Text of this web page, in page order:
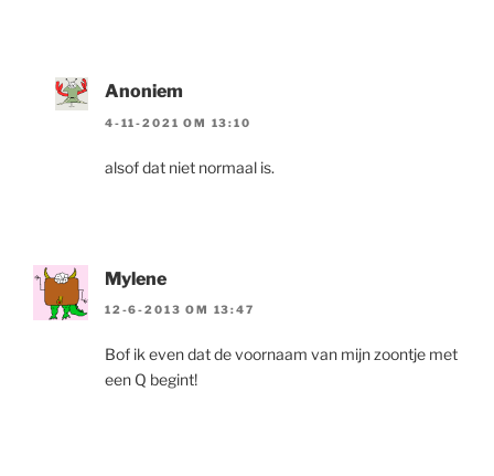
Anoniem
4-11-2021 OM 13:10
alsof dat niet normaal is.
Mylene
12-6-2013 OM 13:47
Bof ik even dat de voornaam van mijn zoontje met
een Q begint!